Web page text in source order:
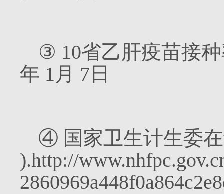
③ 10省乙肝疫苗接
年 1 月 7 日
④ 国家卫生计生委
).http://